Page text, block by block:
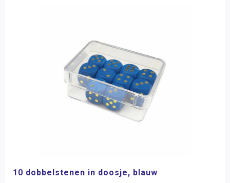
10 dobbelstenen in doosje, blauw